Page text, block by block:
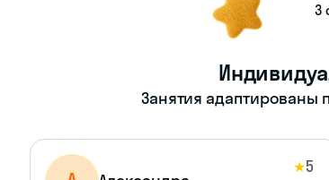
3
Занятия адаптированы
★5